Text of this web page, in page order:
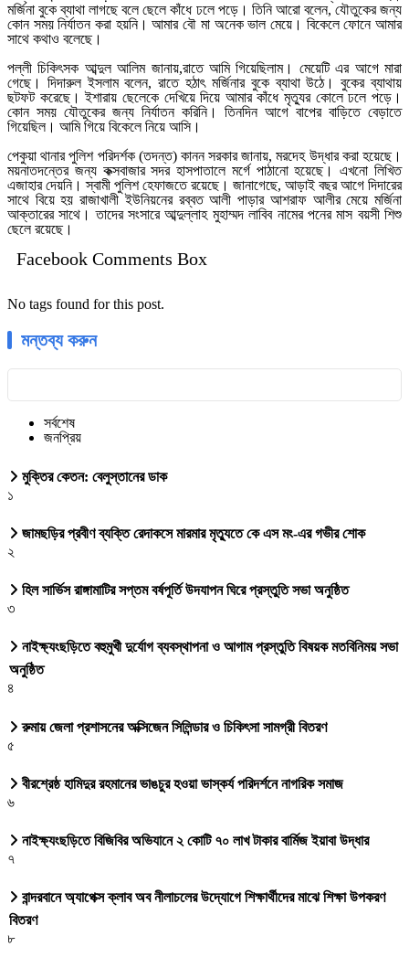
মর্জিনা বুকে ব্যাথা লাগছে বলে ছেলে কাঁধে ঢলে পড়ে। তিনি আরো বলেন, যৌতুকের জন্য
কোন সময় নির্যাতন করা হয়নি। আমার বৌ মা অনেক ভাল মেয়ে। বিকেলে ফোনে আমার
সাথে কথাও বলেছে।
পল্লী চিকিৎসক আব্দুল আলিম জানায়,রাতে আমি গিয়েছিলাম। মেয়েটি এর আগে মারা
গেছে। দিদারুল ইসলাম বলেন, রাতে হঠাৎ মর্জিনার বুকে ব্যাথা উঠে। বুকের ব্যাথায়
ছটফট করেছে। ইশারায় ছেলেকে দেখিয়ে দিয়ে আমার কাঁধে মৃত্যুর কোলে ঢলে পড়ে।
কোন সময় যৌতুকের জন্য নির্যাতন করিনি। তিনদিন আগে বাপের বাড়িতে বেড়াতে
গিয়েছিল। আমি গিয়ে বিকেলে নিয়ে আসি।
পেকুয়া থানার পুলিশ পরিদর্শক (তদন্ত) কানন সরকার জানায়, মরদেহ উদ্ধার করা হয়েছে।
ময়নাতদন্তের জন্য কক্সবাজার সদর হাসপাতালে মর্গে পাঠানো হয়েছে। এখনো লিখিত
এজাহার দেয়নি। স্বামী পুলিশ হেফাজতে রয়েছে। জানাগেছে, আড়াই বছর আগে দিদারের
সাথে বিয়ে হয় রাজাখালী ইউনিয়নের রব্বত আলী পাড়ার আশরাফ আলীর মেয়ে মর্জিনা
আক্তারের সাথে। তাদের সংসারে আব্দুল্লাহ মুহাম্মদ লাবিব নামের পনের মাস বয়সী শিশু
ছেলে রয়েছে।
Facebook Comments Box
No tags found for this post.
মন্তব্য করুন
সর্বশেষ
জনপ্রিয়
মুক্তির কেতন: বেলুস্তানের ডাক
১
জামছড়ির প্রবীণ ব্যক্তি রেদাকসে মারমার মৃত্যুতে কে এস মং-এর গভীর শোক
২
হিল সার্ভিস রাঙ্গামাটির সপ্তম বর্ষপূর্তি উদযাপন ঘিরে প্রস্তুতি সভা অনুষ্ঠিত
৩
নাইক্ষ্যংছড়িতে বহুমুখী দুর্যোগ ব্যবস্থাপনা ও আগাম প্রস্তুতি বিষয়ক মতবিনিময় সভা
অনুষ্ঠিত
৪
রুমায় জেলা প্রশাসনের অক্সিজেন সিলিন্ডার ও চিকিৎসা সামগ্রী বিতরণ
৫
বীরশ্রেষ্ঠ হামিদুর রহমানের ভাঙচুর হওয়া ভাস্কর্য পরিদর্শনে নাগরিক সমাজ
৬
নাইক্ষ্যংছড়িতে বিজিবির অভিযানে ২ কোটি ৭০ লাখ টাকার বার্মিজ ইয়াবা উদ্ধার
৭
বান্দরবানে অ্যাপেক্স ক্লাব অব নীলাচলের উদ্যোগে শিক্ষার্থীদের মাঝে শিক্ষা উপকরণ
বিতরণ
৮